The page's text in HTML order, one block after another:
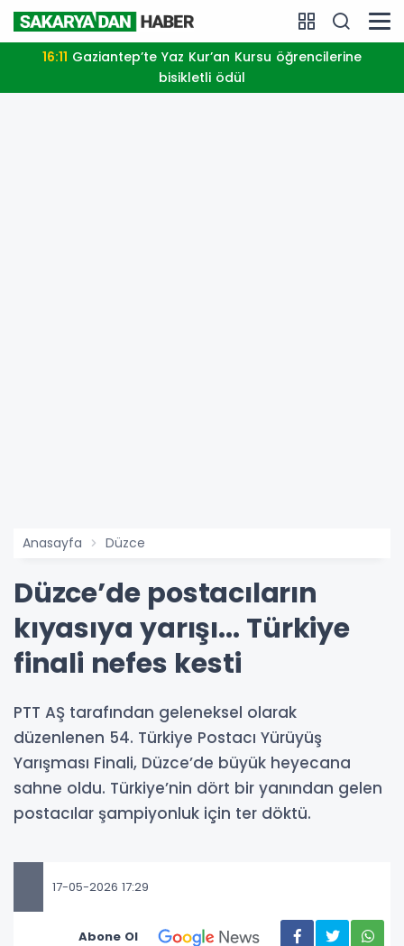
16:11
bisikletli ödül
Anasayfa Düzce
Düzce’de postacıların
kıyasıya yarışı... Türkiye
finali nefes kesti
PTT AŞ tarafından geleneksel olarak
düzenlenen 54. Türkiye Postacı Yürüyüş
Yarışması Finali, Düzce’de büyük heyecana
sahne oldu. Türkiye’nin dört bir yanından gelen
postacılar şampiyonluk için ter döktü.
17-05-2026 17:29
Abone Ol